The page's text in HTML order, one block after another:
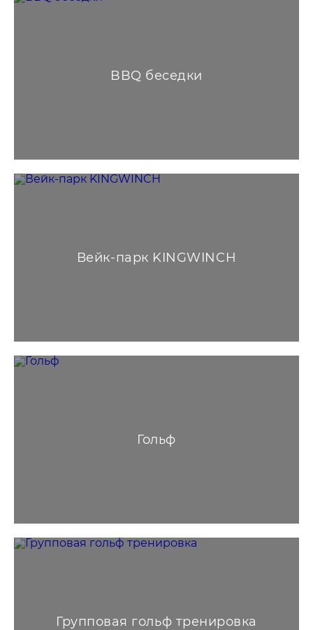
BBQ беседки
Вейк-парк KINGWINCH
Гольф
Групповая гольф тренировка